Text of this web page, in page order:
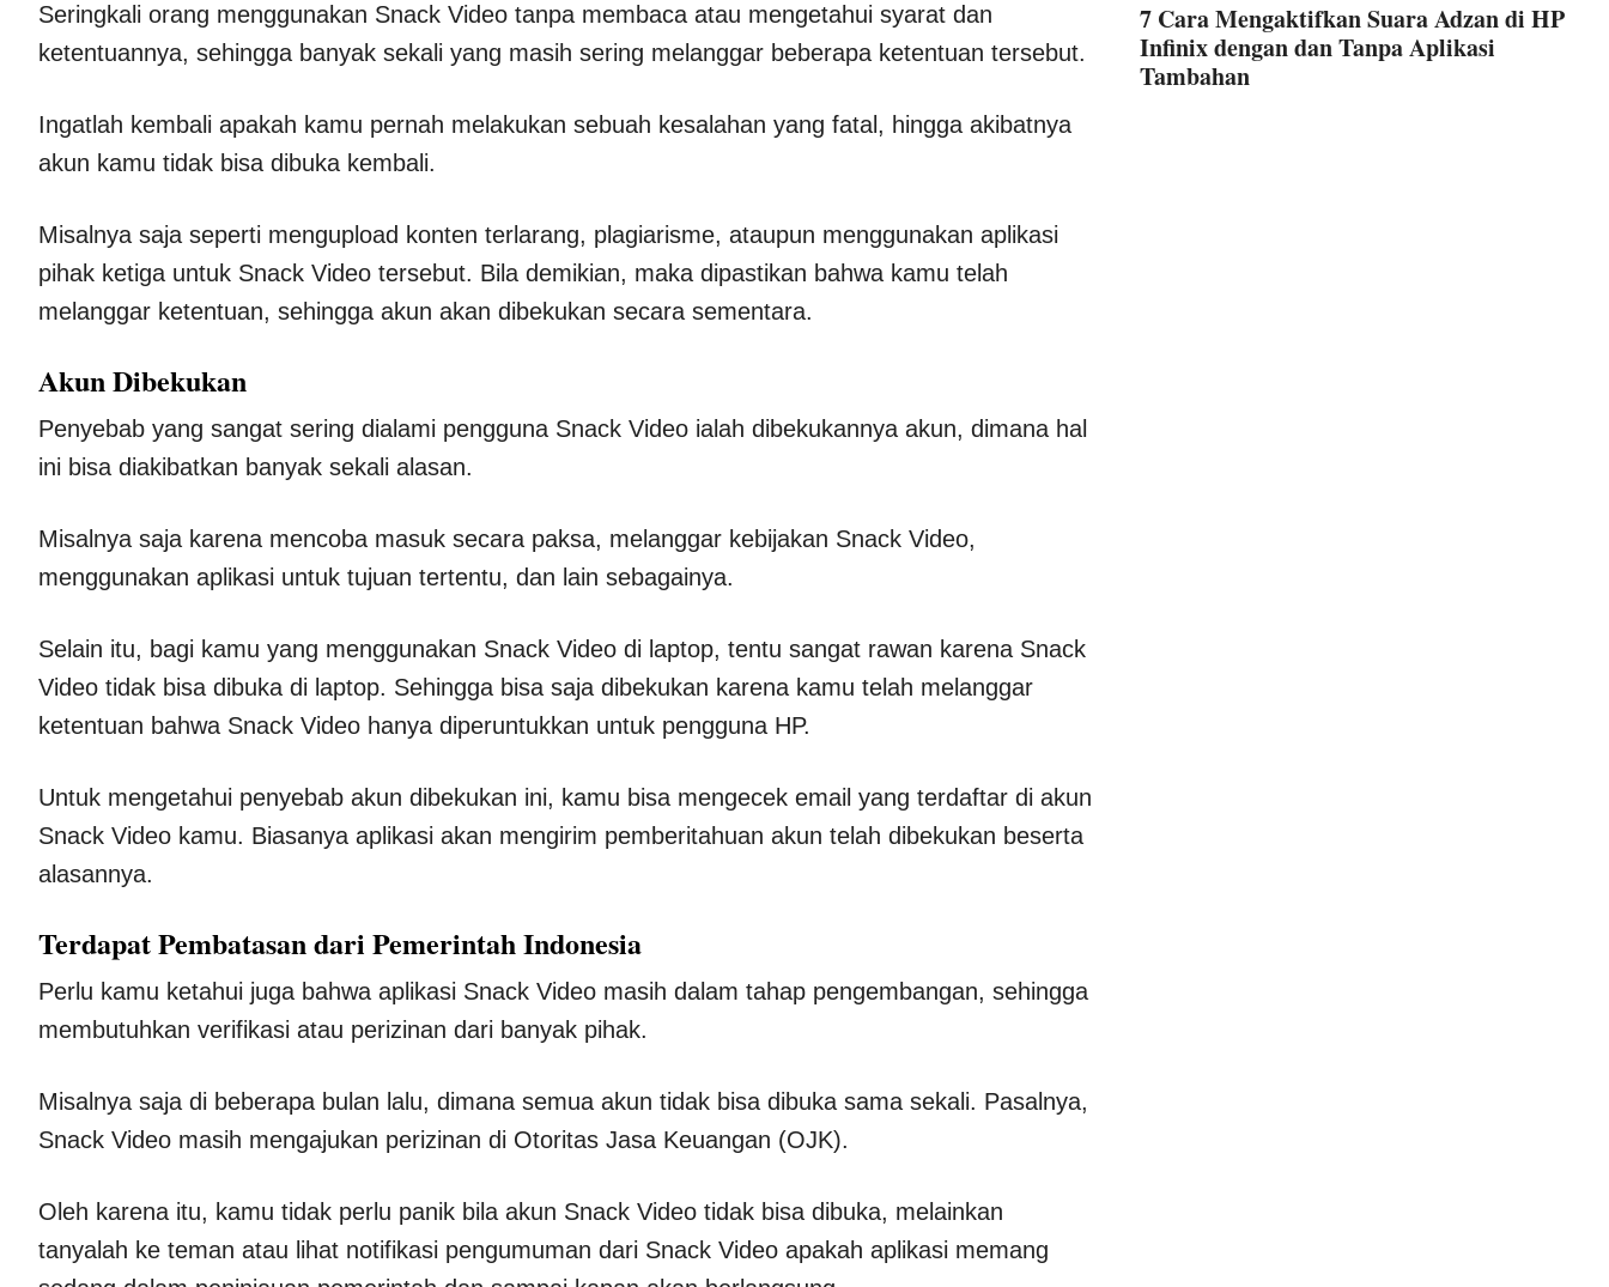
Seringkali orang menggunakan Snack Video tanpa membaca atau mengetahui syarat dan
ketentuannya, sehingga banyak sekali yang masih sering melanggar beberapa ketentuan tersebut.
Ingatlah kembali apakah kamu pernah melakukan sebuah kesalahan yang fatal, hingga akibatnya
akun kamu tidak bisa dibuka kembali.
Misalnya saja seperti mengupload konten terlarang, plagiarisme, ataupun menggunakan aplikasi
pihak ketiga untuk Snack Video tersebut. Bila demikian, maka dipastikan bahwa kamu telah
melanggar ketentuan, sehingga akun akan dibekukan secara sementara.
Akun Dibekukan
Penyebab yang sangat sering dialami pengguna Snack Video ialah dibekukannya akun, dimana hal
ini bisa diakibatkan banyak sekali alasan.
Misalnya saja karena mencoba masuk secara paksa, melanggar kebijakan Snack Video,
menggunakan aplikasi untuk tujuan tertentu, dan lain sebagainya.
Selain itu, bagi kamu yang menggunakan Snack Video di laptop, tentu sangat rawan karena Snack
Video tidak bisa dibuka di laptop. Sehingga bisa saja dibekukan karena kamu telah melanggar
ketentuan bahwa Snack Video hanya diperuntukkan untuk pengguna HP.
Untuk mengetahui penyebab akun dibekukan ini, kamu bisa mengecek email yang terdaftar di akun
Snack Video kamu. Biasanya aplikasi akan mengirim pemberitahuan akun telah dibekukan beserta
alasannya.
Terdapat Pembatasan dari Pemerintah Indonesia
Perlu kamu ketahui juga bahwa aplikasi Snack Video masih dalam tahap pengembangan, sehingga
membutuhkan verifikasi atau perizinan dari banyak pihak.
Misalnya saja di beberapa bulan lalu, dimana semua akun tidak bisa dibuka sama sekali. Pasalnya,
Snack Video masih mengajukan perizinan di Otoritas Jasa Keuangan (OJK).
Oleh karena itu, kamu tidak perlu panik bila akun Snack Video tidak bisa dibuka, melainkan
tanyalah ke teman atau lihat notifikasi pengumuman dari Snack Video apakah aplikasi memang
7 Cara Mengaktifkan Suara Adzan di HP
Infinix dengan dan Tanpa Aplikasi
Tambahan